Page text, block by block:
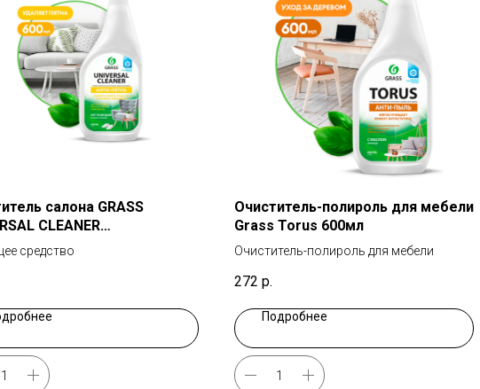
салона GRASS
CLEANER
600мл
средство
Очиститель-полироль для мебели
Grass Torus 600мл
Очиститель-полироль для мебели
272 р.
Подробнее